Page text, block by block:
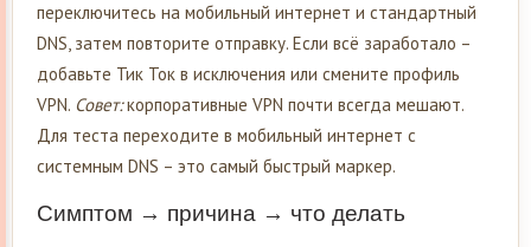
переключитесь на мобильный интернет и стандартный
DNS, затем повторите отправку. Если всё заработало –
добавьте Тик Ток в исключения или смените профиль
VPN. Совет:корпоративные VPN почти всегда мешают.
Для теста переходите в мобильный интернет с
системным DNS – это самый быстрый маркер.
Симптом → причина → что делать